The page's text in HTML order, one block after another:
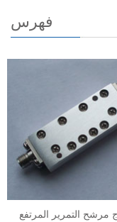
فهرس
مرشح التمرير المرتفع